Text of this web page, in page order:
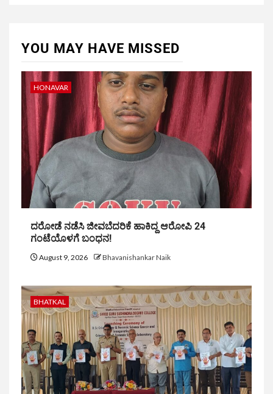
YOU MAY HAVE MISSED
HONAVAR
ದರೋಡೆ ನಡೆಸಿ ಜೀವಬೆದರಿಕೆ ಹಾಕಿದ್ದ ಆರೋಪಿ 24
ಗಂಟೆಯೊಳಗೆ ಬಂಧನ!
August 9, 2026 Bhavanishankar Naik
BHATKAL